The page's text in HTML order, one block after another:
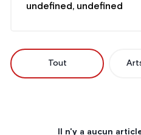
undefined, undefined
Tout
Il n'y a aucun